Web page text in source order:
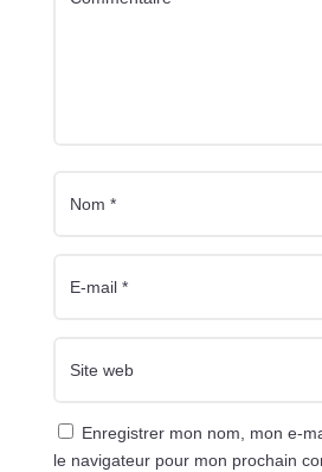
Enregistrer mon nom, mon e-
le navigateur pour mon prochain